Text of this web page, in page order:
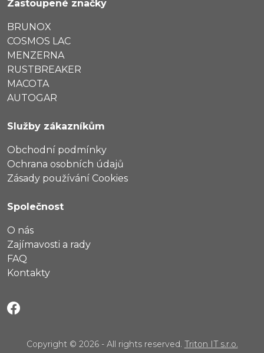
Zastoupené značky
BRUNOX
COSMOS LAC
MENZERNA
RUSTBREAKER
MACOTA
AUTOGAR
Služby zákazníkům
Obchodní podmínky
Ochrana osobních údajů
Zásady používání Cookies
Společnost
O nás
Zajímavosti a rady
FAQ
Kontakty
Copyright © 2026 - All rights reserved. Triton IT s.r.o.